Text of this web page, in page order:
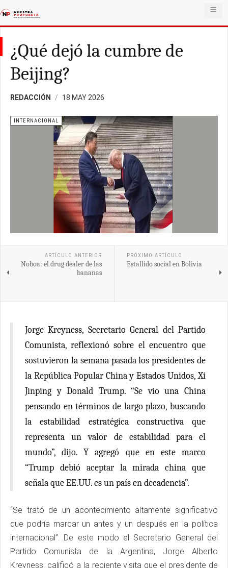
¿Qué dejó la cumbre de
Beijing?
REDACCIÓN 18 MAY 2026
INTERNACIONAL
ARTÍCULO ANTERIOR
Noboa: el drug dealer de las
bananas
PRÓXIMO ARTÍCULO
Estallido social en Bolivia
Jorge Kreyness, Secretario General del Partido
Comunista, reflexionó sobre el encuentro que
sostuvieron la semana pasada los presidentes de
la República Popular China y Estados Unidos, Xi
Jinping y Donald Trump. “Se vio una China
pensando en términos de largo plazo, buscando
la estabilidad estratégica constructiva que
representa un valor de estabilidad para el
mundo”, dijo. Y agregó que en este marco
“Trump debió aceptar la mirada china que
señala que EE.UU. es un país en decadencia”.
“Se trató de un acontecimiento altamente significativo
que podría marcar un antes y un después en la política
internacional”. De este modo el Secretario General del
Partido Comunista de la Argentina, Jorge Alberto
Kreyness, calificó a la reciente visita que el presidente de